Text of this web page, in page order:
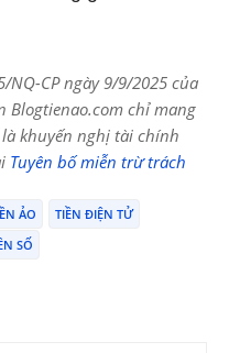
NQ-CP ngày 9/9/2025 của
chỉ mang
khuyến nghị tài chính
Tuyên bố miễn trừ trách
ẢO
TIỀN ĐIỆN TỬ
SỐ